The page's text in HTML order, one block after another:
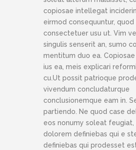
copiosae intellegat
eirmod consequuntur, quod
consectetuer usu ut. Vim
singulis senserit an, sumo
mentitum duo ea.
ius ea, meis explicari
cu.Ut possit patrioque
vivendum concludaturque
conclusionemque eam in.
partiendo. Ne quod case
eos nonumy soleat
dolorem definiebas qui e
definiebas qui prodesset